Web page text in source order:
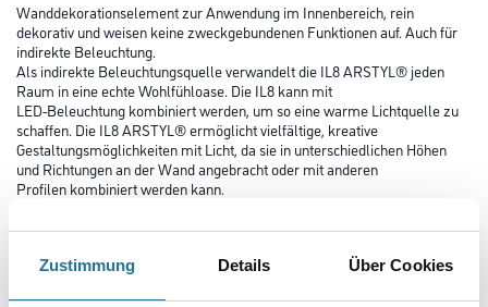
Zustimmung Details Über Cookies
Wanddekorationselement zur Anwendung im Innenbereich, rein
dekorativ und weisen keine zweckgebundenen Funktionen auf. Auch für
indirekte Beleuchtung.
Als indirekte Beleuchtungsquelle verwandelt die IL8 ARSTYL® jeden
Raum in eine echte Wohlfühloase. Die IL8 kann mit
LED-Beleuchtung kombiniert werden, um so eine warme Lichtquelle zu
schaffen. Die IL8 ARSTYL® ermöglicht vielfältige, kreative
Gestaltungsmöglichkeiten mit Licht, da sie in unterschiedlichen Höhen
und Richtungen an der Wand angebracht oder mit anderen
Profilen kombiniert werden kann.
Farbtonbezeichnung